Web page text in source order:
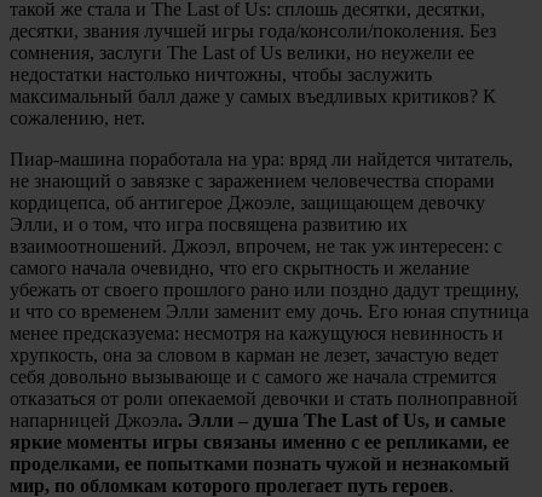
такой же стала и The Last of Us: сплошь десятки, десятки,
десятки, звания лучшей игры года/консоли/поколения. Без
сомнения, заслуги The Last of Us велики, но неужели ее
недостатки настолько ничтожны, чтобы заслужить
максимальный балл даже у самых въедливых критиков? К
сожалению, нет.
Пиар-машина поработала на ура: вряд ли найдется читатель,
не знающий о завязке с заражением человечества спорами
кордицепса, об антигерое Джоэле, защищающем девочку
Элли, и о том, что игра посвящена развитию их
взаимоотношений. Джоэл, впрочем, не так уж интересен: с
самого начала очевидно, что его скрытность и желание
убежать от своего прошлого рано или поздно дадут трещину,
и что со временем Элли заменит ему дочь. Его юная спутница
менее предсказуема: несмотря на кажущуюся невинность и
хрупкость, она за словом в карман не лезет, зачастую ведет
себя довольно вызывающе и с самого же начала стремится
отказаться от роли опекаемой девочки и стать полноправной
напарницей Джоэла. Элли – душа The Last of Us, и самые
яркие моменты игры связаны именно с ее репликами, ее
проделками, ее попытками познать чужой и незнакомый
мир, по обломкам которого пролегает путь героев.